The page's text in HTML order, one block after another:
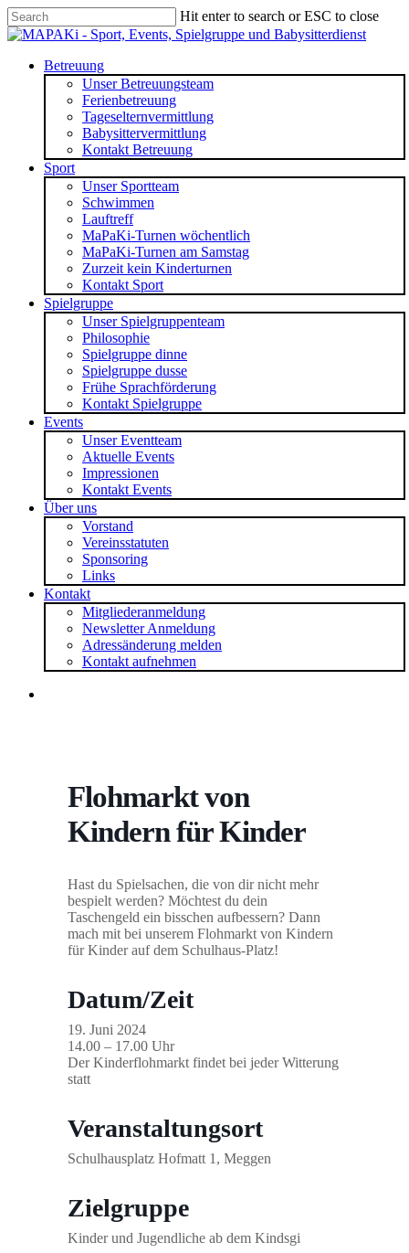
Skip
to
content
Hit enter to search or ESC to close
Close
search
Menu
Betreuung
Unser Betreuungsteam
Ferienbetreuung
Tageselternvermittlung
Babysittervermittlung
Kontakt Betreuung
Sport
Unser Sportteam
Schwimmen
Lauftreff
MaPaKi-Turnen wöchentlich
MaPaKi-Turnen am Samstag
Zurzeit kein Kinderturnen
Kontakt Sport
Spielgruppe
Unser Spielgruppenteam
Philosophie
Spielgruppe dinne
Spielgruppe dusse
Frühe Sprachförderung
Kontakt Spielgruppe
Events
Unser Eventteam
Aktuelle Events
Impressionen
Kontakt Events
Über uns
Vorstand
Vereinsstatuten
Sponsoring
Links
Kontakt
Mitgliederanmeldung
Newsletter Anmeldung
Adressänderung melden
Kontakt aufnehmen
Flohmarkt von
Kindern für Kinder
Hast du Spielsachen, die von dir nicht mehr
bespielt werden? Möchtest du dein
Taschengeld ein bisschen aufbessern? Dann
mach mit bei unserem Flohmarkt von Kindern
für Kinder auf dem Schulhaus-Platz!
Datum/Zeit
19. Juni 2024
14.00 – 17.00 Uhr
Der Kinderflohmarkt findet bei jeder Witterung
statt
Veranstaltungsort
Schulhausplatz Hofmatt 1, Meggen
Zielgruppe
Kinder und Jugendliche ab dem Kindsgi